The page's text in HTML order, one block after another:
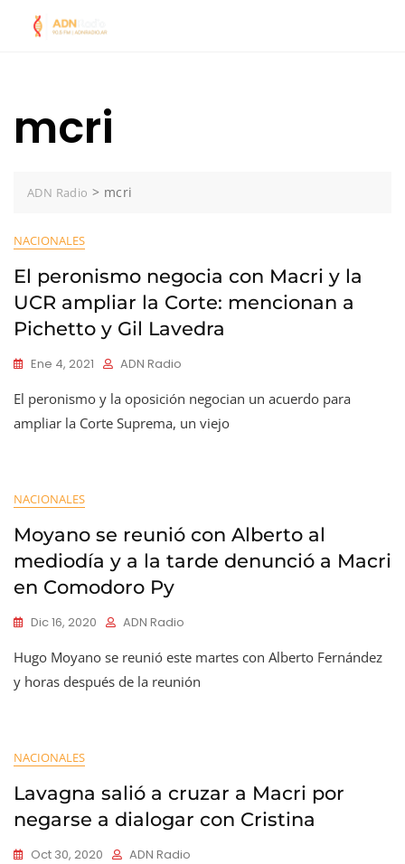
mcri
ADN Radio > mcri
NACIONALES
El peronismo negocia con Macri y la
UCR ampliar la Corte: mencionan a
Pichetto y Gil Lavedra
Ene 4, 2021 ADN Radio
El peronismo y la oposición negocian un acuerdo para
ampliar la Corte Suprema, un viejo
NACIONALES
Moyano se reunió con Alberto al
mediodía y a la tarde denunció a Macri
en Comodoro Py
Dic 16, 2020 ADN Radio
Hugo Moyano se reunió este martes con Alberto Fernández
y horas después de la reunión
NACIONALES
Lavagna salió a cruzar a Macri por
negarse a dialogar con Cristina
Oct 30, 2020 ADN Radio